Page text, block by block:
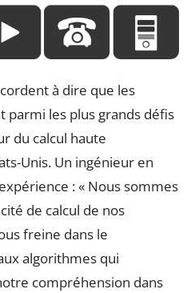
à dire que les
parmi les plus grands défis
du calcul haute
Unis. Un ingénieur en
: « Nous sommes
de calcul de nos
freine dans le
algorithmes qui
compréhension dans